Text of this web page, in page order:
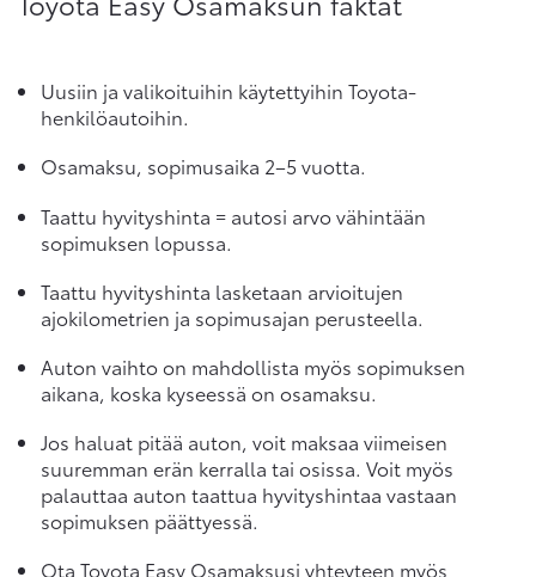
Uusiin ja valikoituihin käytettyihin Toyota-
henkilöautoihin.
Osamaksu, sopimusaika 2–5 vuotta.
Taattu hyvityshinta = autosi arvo vähintään
sopimuksen lopussa.
Taattu hyvityshinta lasketaan arvioitujen
ajokilometrien ja sopimusajan perusteella.
Auton vaihto on mahdollista myös sopimuksen
aikana, koska kyseessä on osamaksu.
Jos haluat pitää auton, voit maksaa viimeisen
suuremman erän kerralla tai osissa. Voit myös
palauttaa auton taattua hyvityshintaa vastaan
sopimuksen päättyessä.
Ota Toyota Easy Osamaksusi yhteyteen myös